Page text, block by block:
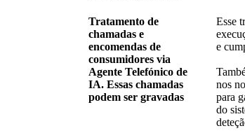
Tratamento de
chamadas e
encomendas de
consumidores via
Agente Telefónico de
IA. Essas chamadas
podem ser gravadas
Esse
e
nos
para
do